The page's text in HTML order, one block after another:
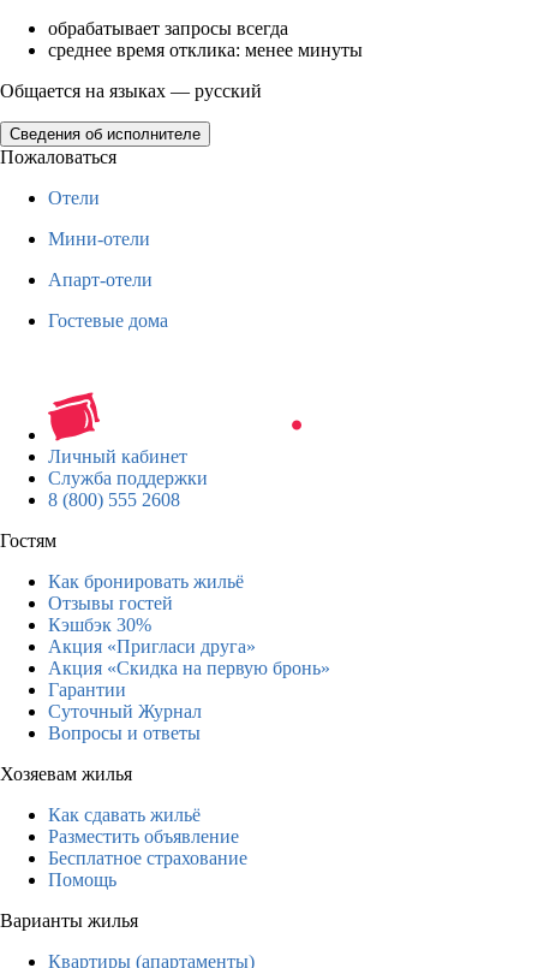
обрабатывает запросы всегда
среднее время отклика: менее минуты
Общается на языках — русский
Сведения об исполнителе
Пожаловаться
Отели
Мини-отели
Апарт-отели
Гостевые дома
Личный кабинет
Служба поддержки
8 (800) 555 2608
Гостям
Как бронировать жильё
Отзывы гостей
Кэшбэк 30%
Акция «Пригласи друга»
Акция «Скидка на первую бронь»
Гарантии
Суточный Журнал
Вопросы и ответы
Хозяевам жилья
Как сдавать жильё
Разместить объявление
Бесплатное страхование
Помощь
Варианты жилья
Квартиры (апартаменты)